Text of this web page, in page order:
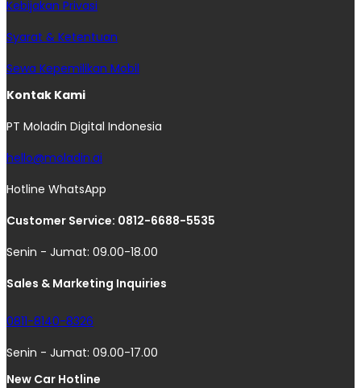
Kebijakan Privasi
Syarat & Ketentuan
Sewa Kepemilikan Mobil
Kontak Kami
PT Moladin Digital Indonesia
hello@moladin.ai
Hotline WhatsApp
Customer Service: 0812-6688-5535
Senin - Jumat: 09.00-18.00
Sales & Marketing Inquiries
0811-8140-8326
Senin - Jumat: 09.00-17.00
New Car Hotline